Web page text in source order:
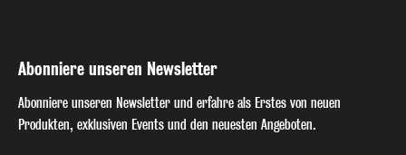
Abonniere unseren Newsletter
Abonniere unseren Newsletter und erfahre als Erstes von neuen
Produkten, exklusiven Events und den neuesten Angeboten.